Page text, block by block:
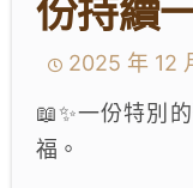
份持續
2025 年 12
📖✨一份特別
福。